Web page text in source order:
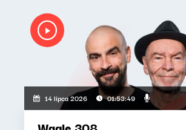
14 lipca 2026 01:53:49